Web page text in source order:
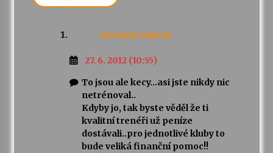
Anonym napsal:
27. 6. 2012 (10:55)
To jsou ale kecy…asi jste nikdy nic
netrénoval..
Kdyby jo, tak byste věděl že ti
kvalitní trenéři už peníze
dostávali..pro jednotlivé kluby to
bude veliká finanční pomoc!!